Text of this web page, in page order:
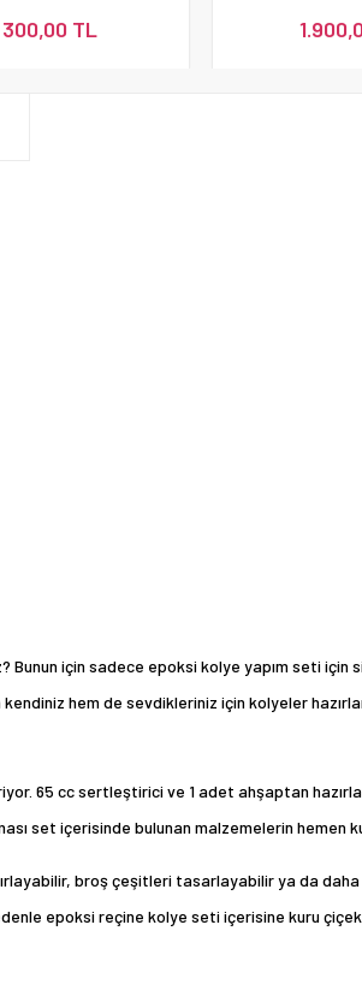
300,00 TL
için sadece epoksi kolye yapım seti
hem de sevdikleriniz için kolyeler
65 cc sertleştirici ve 1 adet ahşaptan
set içerisinde bulunan malzemelerin hemen
broş çeşitleri tasarlayabilir ya da
epoksi reçine kolye seti içerisine kuru